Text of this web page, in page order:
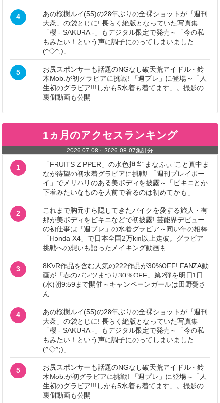
4
あの桜樹ルイ(55)の28年ぶりの全裸ショットが「週刊
大衆」の袋とじに! 長らく絶版となっていた写真集
「櫻 - SAKURA -」もデジタル限定で発売～「今の私
もみたい！という声に調子にのってしまいました
(^◇^;)」
5
お尻スポンサーも話題のNGなし破天荒アイドル・鈴
木Mob.が初グラビアに挑戦! 「週プレ」に登場～「人
生初のグラビア!!!しかも5水着も着てます」。撮影の
裏側動画も公開
1ヵ月のアクセスランキング
2026-07-08 ～2026-08-07集計分
1
「FRUITS ZIPPER」の水色担当“まなふぃ”こと真中ま
なが待望の初水着グラビアに挑戦! 「週刊プレイボー
イ」でメリハリのある美ボディを披露～「ビキニとか
下着みたいなものを人前で着るのは初めてかも」
2
これまで胸元すら隠してきたバイクを愛する旅人・有
那が美ボディをビキニなどで初披露! 芸能界デビュー
の初仕事は「週プレ」の水着グラビア～同い年の相棒
「Honda X4」で日本全国2万km以上走破。グラビア
挑戦への想いも語ったメイキング動画も
3
8KVR作品を含む人気の222作品が30%OFF! FANZA動
画が「春のパンツまつり30％OFF」第2弾を明日1日
(水)朝9:59まで開催～キャンペーンガールは田野憂さ
ん
4
あの桜樹ルイ(55)の28年ぶりの全裸ショットが「週刊
大衆」の袋とじに! 長らく絶版となっていた写真集
「櫻 - SAKURA -」もデジタル限定で発売～「今の私
もみたい！という声に調子にのってしまいました
(^◇^;)」
5
お尻スポンサーも話題のNGなし破天荒アイドル・鈴
木Mob.が初グラビアに挑戦! 「週プレ」に登場～「人
生初のグラビア!!!しかも5水着も着てます」。撮影の
裏側動画も公開